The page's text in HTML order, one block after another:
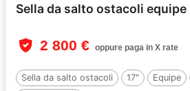
Sella da salto ostacoli equipe
2 800 € oppure paga in X rate
Sella da salto ostacoli 17" Equipe